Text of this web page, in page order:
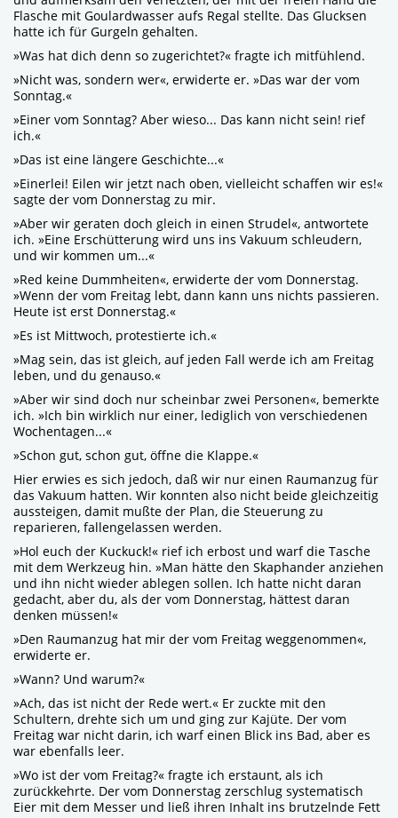
Flasche mit Goulardwasser aufs Regal stellte. Das Glucksen
hatte ich für Gurgeln gehalten.
»Was hat dich denn so zugerichtet?« fragte ich mitfühlend.
»Nicht was, sondern wer«, erwiderte er. »Das war der vom
Sonntag.«
»Einer vom Sonntag? Aber wieso... Das kann nicht sein! rief
ich.«
»Das ist eine längere Geschichte...«
»Einerlei! Eilen wir jetzt nach oben, vielleicht schaffen wir es!«
sagte der vom Donnerstag zu mir.
»Aber wir geraten doch gleich in einen Strudel«, antwortete
ich. »Eine Erschütterung wird uns ins Vakuum schleudern,
und wir kommen um...«
»Red keine Dummheiten«, erwiderte der vom Donnerstag.
»Wenn der vom Freitag lebt, dann kann uns nichts passieren.
Heute ist erst Donnerstag.«
»Es ist Mittwoch, protestierte ich.«
»Mag sein, das ist gleich, auf jeden Fall werde ich am Freitag
leben, und du genauso.«
»Aber wir sind doch nur scheinbar zwei Personen«, bemerkte
ich. »Ich bin wirklich nur einer, lediglich von verschiedenen
Wochentagen...«
»Schon gut, schon gut, öffne die Klappe.«
Hier erwies es sich jedoch, daß wir nur einen Raumanzug für
das Vakuum hatten. Wir konnten also nicht beide gleichzeitig
aussteigen, damit mußte der Plan, die Steuerung zu
reparieren, fallengelassen werden.
»Hol euch der Kuckuck!« rief ich erbost und warf die Tasche
mit dem Werkzeug hin. »Man hätte den Skaphander anziehen
und ihn nicht wieder ablegen sollen. Ich hatte nicht daran
gedacht, aber du, als der vom Donnerstag, hättest daran
denken müssen!«
»Den Raumanzug hat mir der vom Freitag weggenommen«,
erwiderte er.
»Wann? Und warum?«
»Ach, das ist nicht der Rede wert.« Er zuckte mit den
Schultern, drehte sich um und ging zur Kajüte. Der vom
Freitag war nicht darin, ich warf einen Blick ins Bad, aber es
war ebenfalls leer.
»Wo ist der vom Freitag?« fragte ich erstaunt, als ich
zurückkehrte. Der vom Donnerstag zerschlug systematisch
Eier mit dem Messer und ließ ihren Inhalt ins brutzelnde Fett